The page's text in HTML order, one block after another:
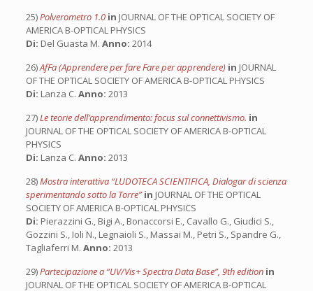
25)Polverometro 1.0 in JOURNAL OF THE OPTICAL SOCIETY OF
AMERICA B-OPTICAL PHYSICS
Di: Del Guasta M. Anno: 2014
26)AfFa (Apprendere per fare Fare per apprendere) in JOURNAL
OF THE OPTICAL SOCIETY OF AMERICA B-OPTICAL PHYSICS
Di: Lanza C. Anno: 2013
27)Le teorie dell’apprendimento: focus sul connettivismo. in
JOURNAL OF THE OPTICAL SOCIETY OF AMERICA B-OPTICAL
PHYSICS
Di: Lanza C. Anno: 2013
28)Mostra interattiva “LUDOTECA SCIENTIFICA, Dialogar di scienza
sperimentando sotto la Torre”in JOURNAL OF THE OPTICAL
SOCIETY OF AMERICA B-OPTICAL PHYSICS
Di: Pierazzini G., Bigi A., Bonaccorsi E., Cavallo G., Giudici S.,
Gozzini S., Ioli N., Legnaioli S., Massai M., Petri S., Spandre G.,
Tagliaferri M. Anno: 2013
29)Partecipazione a “UV/Vis+ Spectra Data Base”, 9th edition in
JOURNAL OF THE OPTICAL SOCIETY OF AMERICA B-OPTICAL